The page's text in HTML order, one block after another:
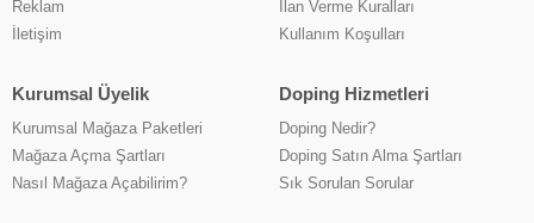
Reklam
İletişim
İlan Verme Kuralları
Kullanım Koşulları
Kurumsal Üyelik
Kurumsal Mağaza Paketleri
Mağaza Açma Şartları
Nasıl Mağaza Açabilirim?
Doping Hizmetleri
Doping Nedir?
Doping Satın Alma Şartları
Sık Sorulan Sorular